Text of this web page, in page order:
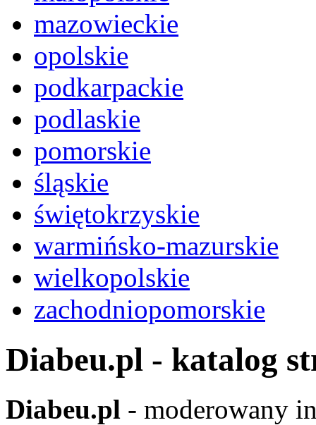
mazowieckie
opolskie
podkarpackie
podlaskie
pomorskie
śląskie
świętokrzyskie
warmińsko-mazurskie
wielkopolskie
zachodniopomorskie
Diabeu.pl - katalog
Diabeu.pl - moderowany